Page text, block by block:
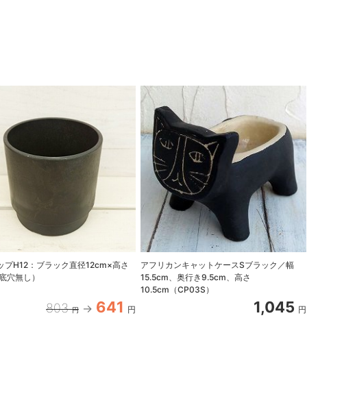
プH12：ブラック直径12cm×高さ
穴無し）
803 円 641 円
アフリカンキャットケースSブラック／幅
15.5cm、奥行き9.5cm、高さ
10.5cm（CP03S）
1,045 円